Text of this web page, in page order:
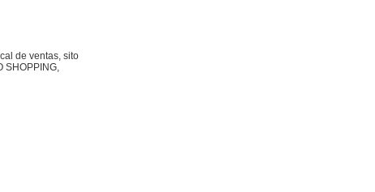
de ventas, sito
SHOPPING,